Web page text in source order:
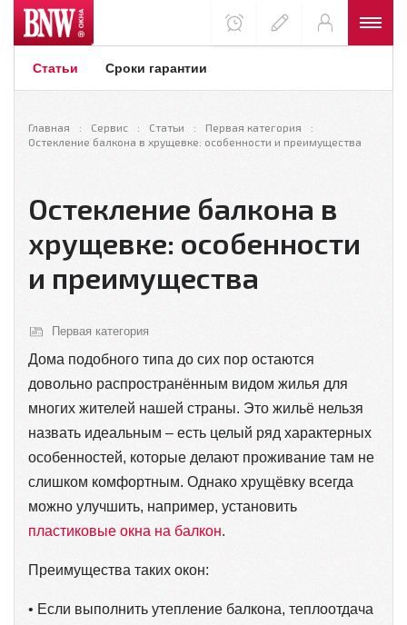
Статьи Сроки гарантии
Главная Сервис Статьи
Первая категория
Остекление балкона в хрущевке: особенности и преимущества
Остекление балкона в
хрущевке: особенности
и преимущества
Первая категория
Дома подобного типа до сих пор остаются
довольно распространённым видом жилья для
многих жителей нашей страны. Это жильё нельзя
назвать идеальным – есть целый ряд характерных
особенностей, которые делают проживание там не
слишком комфортным. Однако хрущёвку всегда
можно улучшить, например, установить
пластиковые окна на балкон.
Преимущества таких окон:
• Если выполнить утепление балкона, теплоотдача